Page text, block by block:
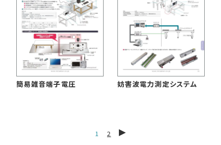
簡易雑音端子電圧 妨害波電力測定システム
1 2